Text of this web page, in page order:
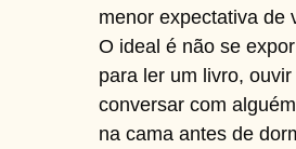
menor expectativa de
O ideal é não se
para ler um livro,
conversar com
na cama antes de